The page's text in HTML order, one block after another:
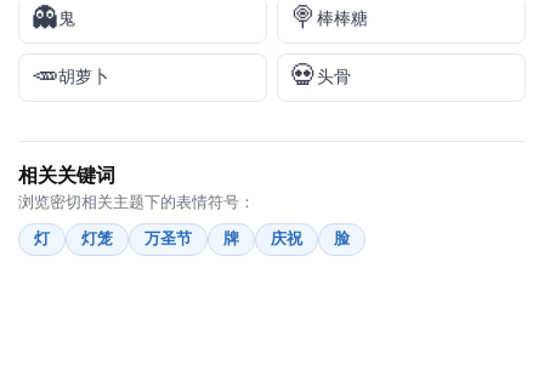
👻鬼 🍭 棒棒糖
🥕胡萝卜 💀头骨
相关关键词
浏览密切相关主题下的表情符号：
灯
灯笼 万圣节 牌 庆祝 脸